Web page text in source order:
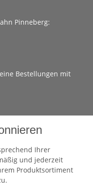
Pinneberg:
Bestellungen mit
Ihrer
und jederzeit
Produktsortiment